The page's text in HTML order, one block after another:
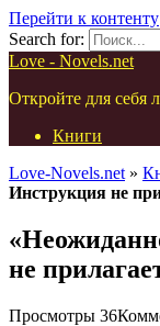
Перейти к контенту
Search for:
Love - Novels.net
Откройте для себя
Книги
Love-Novels.net »
Инструкция не
не
Просмотры 36